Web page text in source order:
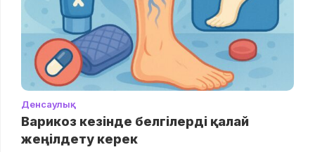
Денсаулық
Варикоз кезінде белгілерді қалай
жеңілдету керек